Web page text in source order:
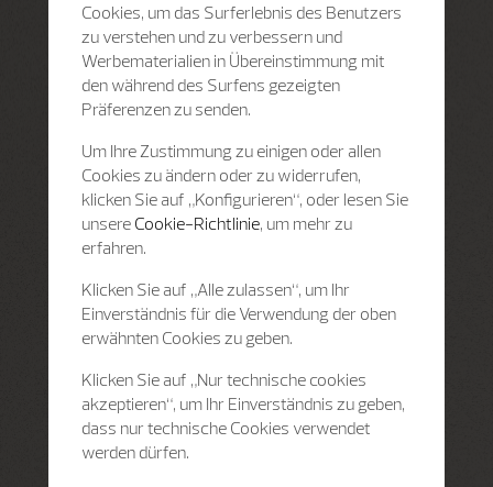
Cookies, um das Surferlebnis des Benutzers
zu verstehen und zu verbessern und
Werbematerialien in Übereinstimmung mit
den während des Surfens gezeigten
Präferenzen zu senden.
Um Ihre Zustimmung zu einigen oder allen
Cookies zu ändern oder zu widerrufen,
klicken Sie auf „Konfigurieren“, oder lesen Sie
unsere Cookie-Richtlinie, um mehr zu
erfahren.
Klicken Sie auf „Alle zulassen“, um Ihr
Einverständnis für die Verwendung der oben
erwähnten Cookies zu geben.
Klicken Sie auf „Nur technische cookies
akzeptieren“, um Ihr Einverständnis zu geben,
dass nur technische Cookies verwendet
werden dürfen.